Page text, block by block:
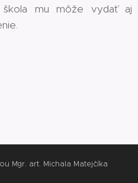
škola mu môže vydať aj
Mgr. art. Michala Matejčíka